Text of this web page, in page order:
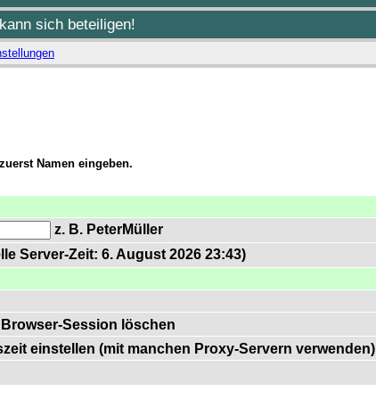
sich beteiligen!
Namen eingeben.
z. B. PeterMüller
Server-Zeit: 6. August 2026 23:43)
Session löschen
einstellen (mit manchen Proxy-Servern verwenden)